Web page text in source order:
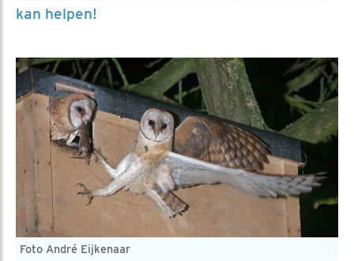
kan helpen!
Foto André Eijkenaar